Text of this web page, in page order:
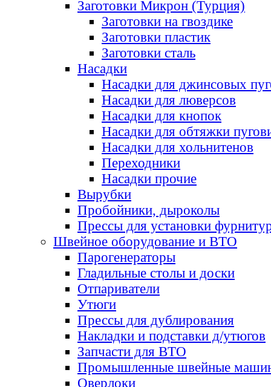
Заготовки Микрон (Турция)
Заготовки на гвоздике
Заготовки пластик
Заготовки сталь
Насадки
Насадки для джинсовых
Насадки для люверсов
Насадки для кнопок
Насадки для обтяжки
Насадки для хольнитенов
Переходники
Насадки прочие
Вырубки
Пробойники, дыроколы
Прессы для установки
Швейное оборудование и ВТО
Парогенераторы
Гладильные столы и доски
Отпариватели
Утюги
Прессы для дублирования
Накладки и подставки д/утюгов
Запчасти для ВТО
Промышленные швейные
Оверлоки